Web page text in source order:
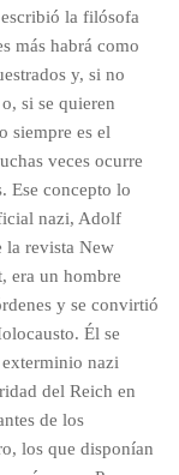
la filósofa
más habrá como
y, si no
si se quieren
siempre es el
veces ocurre
Ese concepto lo
nazi, Adolf
la revista New
era un hombre
y se convirtió
Él se
nazi
del Reich en
de los
los que disponían